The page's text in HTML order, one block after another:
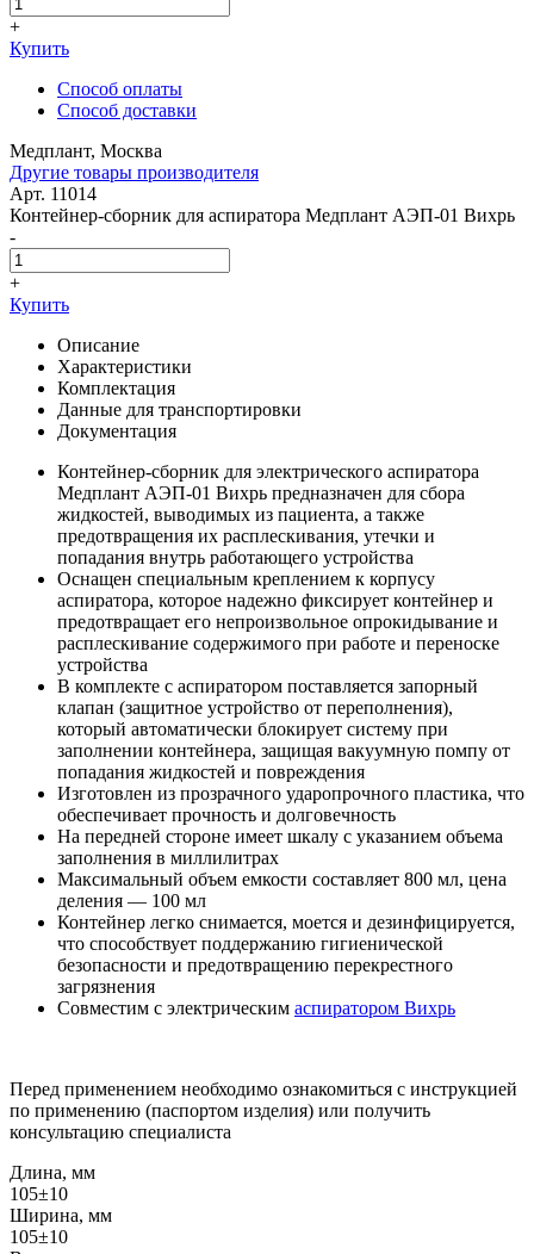
+
Купить
Способ оплаты
Способ доставки
Медплант, Москва
Другие товары производителя
Арт. 11014
Контейнер-сборник для аспиратора Медплант АЭП-01 Вихрь
-
+
Купить
Описание
Характеристики
Комплектация
Данные для транспортировки
Документация
Контейнер-сборник для электрического аспиратора
Медплант АЭП-01 Вихрь предназначен для сбора
жидкостей, выводимых из пациента, а также
предотвращения их расплескивания, утечки и
попадания внутрь работающего устройства
Оснащен специальным креплением к корпусу
аспиратора, которое надежно фиксирует контейнер и
предотвращает его непроизвольное опрокидывание и
расплескивание содержимого при работе и переноске
устройства
В комплекте с аспиратором поставляется запорный
клапан (защитное устройство от переполнения),
который автоматически блокирует систему при
заполнении контейнера, защищая вакуумную помпу от
попадания жидкостей и повреждения
Изготовлен из прозрачного ударопрочного пластика, что
обеспечивает прочность и долговечность
На передней стороне имеет шкалу с указанием объема
заполнения в миллилитрах
Максимальный объем емкости составляет 800 мл, цена
деления — 100 мл
Контейнер легко снимается, моется и дезинфицируется,
что способствует поддержанию гигиенической
безопасности и предотвращению перекрестного
загрязнения
Совместим с электрическим аспиратором Вихрь
Перед применением необходимо ознакомиться с инструкцией
по применению (паспортом изделия) или получить
консультацию специалиста
Длина, мм
105±10
Ширина, мм
105±10